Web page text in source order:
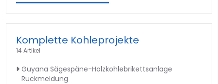
Komplette Kohleprojekte
14 Artikel
Guyana Sägespäne-Holzkohlebrikettsanlage
Rückmeldung